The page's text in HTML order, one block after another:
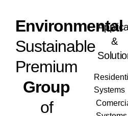
Environmental
Sustainable
Premium
Group
of
&
Systems